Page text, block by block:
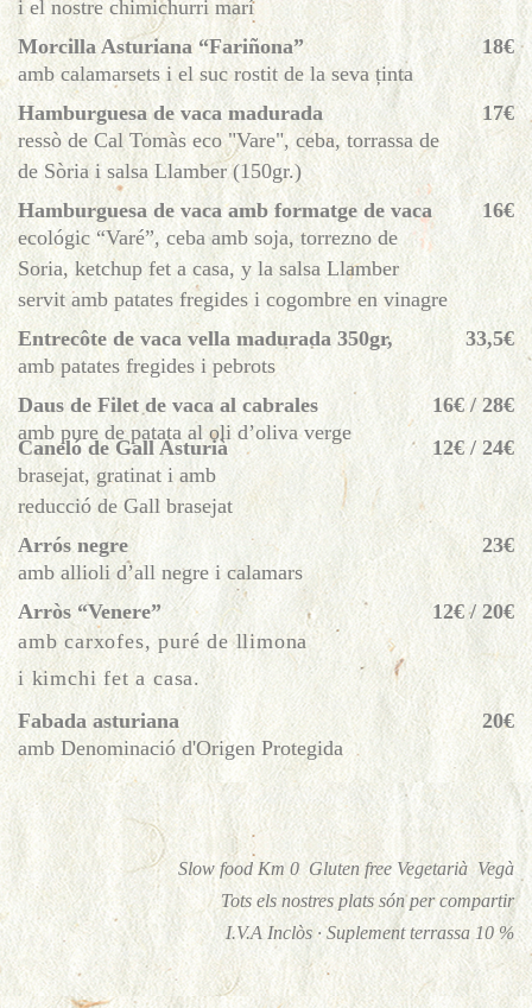
i el nostre chimichurri marí
Morcilla Asturiana “Fariñona”
18€
amb calamarsets i el suc rostit de la seva ținta
Hamburguesa de vaca madurada
17€
ressò de Cal Tomàs eco "Vare", ceba, torrassa de
de Sòria i salsa Llamber (150gr.)
Hamburguesa de vaca amb formatge de vaca
16€
ecológic “Varé”, ceba amb soja, torrezno de
Soria, ketchup fet a casa, y la salsa Llamber
servit amb patates fregides i cogombre en vinagre
Entrecôte de vaca vella madurada 350gr,
33,5€
amb patates fregides i pebrots
Daus de Filet de vaca al cabrales
16€ / 28€
amb pure de patata al oli d’oliva verge
Caneló de Gall Asturià
12€ / 24€
brasejat, gratinat i amb
reducció de Gall brasejat
Arrós negre
23€
amb allioli d’all negre i calamars
Arròs “Venere”
12€ / 20€
amb carxofes, puré de llimona
i kimchi fet a casa.
Fabada asturiana
20€
amb Denominació d'Origen Protegida
Slow food Km 0Gluten free VegetariàVegà
Tots els nostres plats són per compartir
I.V.A Inclòs · Suplement terrassa 10 %